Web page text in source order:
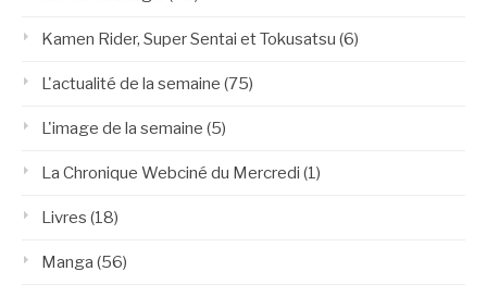
Kamen Rider, Super Sentai et Tokusatsu (6)
L'actualité de la semaine (75)
L'image de la semaine (5)
La Chronique Webciné du Mercredi (1)
Livres (18)
Manga (56)